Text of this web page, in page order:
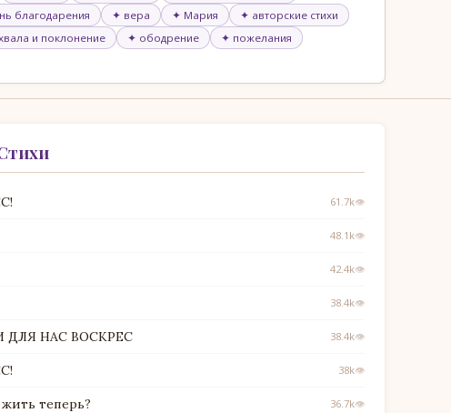
благодарения ✦ вера ✦ Мария
✦ авторские стихи
и поклонение ✦ ободрение
✦ пожелания
61.7k👁
48.1k👁
42.4k👁
38.4k👁
ДЛЯ НАС ВОСКРЕС 38.4k👁
38k👁
теперь? 36.7k👁